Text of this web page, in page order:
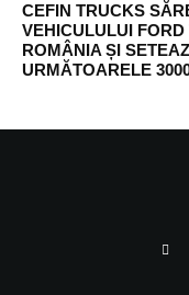
CEFIN TRUCKS
VEHICULULUI
ROMÂNIA ȘI
URMĂTOARELE